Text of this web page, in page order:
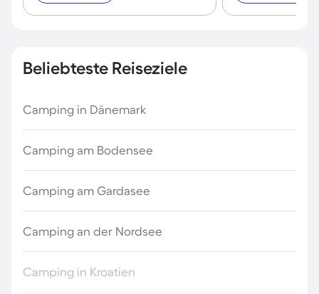
Beliebteste Reiseziele
Camping in Dänemark
Camping am Bodensee
Camping am Gardasee
Camping an der Nordsee
Camping in Kroatien